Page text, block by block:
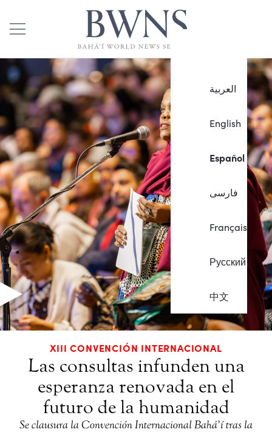
العربية
English
Español
فارسی
Français
Русский
中文
XIII CONVENCIÓN INTERNACIONAL
Las consultas infunden una
esperanza renovada en el
futuro de la humanidad
Se clausura la Convención Internacional Bahá’í tras la